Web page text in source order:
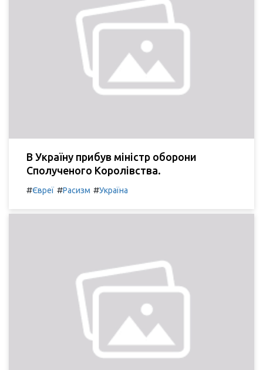
В Україну прибув міністр оборони
Сполученого Королівства.
#Євреї #Расизм #Україна